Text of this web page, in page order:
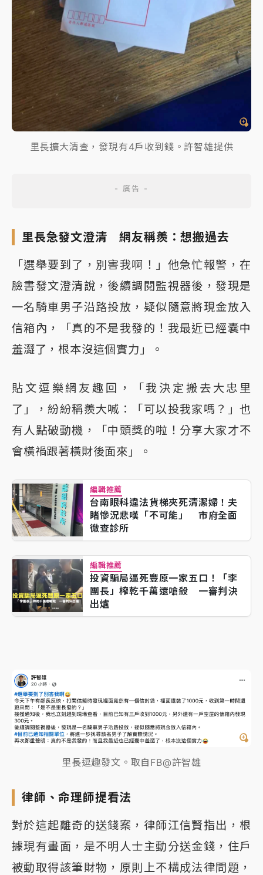
里長擴大清查，發現有4戶收到錢。許智雄提供
里長急發文澄清 網友稱羨：想搬過去
「選舉要到了，別害我啊！」他急忙報警，在
臉書發文澄清說，後續調閱監視器後，發現是
一名騎車男子沿路投放，疑似隨意將現金放入
信箱內，「真的不是我發的！我最近已經囊中
羞澀了，根本沒這個實力」。
貼文逗樂網友趣回，「我決定搬去大忠里
了」，紛紛稱羨大喊：「可以投我家嗎？」也
有人點破動機，「中頭獎的啦！分享大家才不
會橫禍跟著橫財後面來」。
編輯推薦
台南眼科違法貨梯夾死清潔婦！夫
睹慘況悲嘆「不可能」 市府全面
徹查診所
編輯推薦
投資騙局逼死豐原一家五口！「李
團長」榨乾千萬還嗆殺 一審判決
出爐
里長逗趣發文。取自FB@許智雄
律師、命理師提看法
對於這起離奇的送錢案，律師江信賢指出，根
據現有畫面，是不明人士主動分送金錢，住戶
被動取得該筆財物，原則上不構成法律問題，